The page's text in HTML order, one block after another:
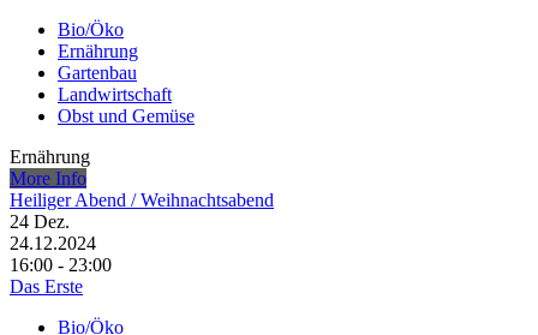
Bio/Öko
Ernährung
Gartenbau
Landwirtschaft
Obst und Gemüse
Ernährung
More Info
Heiliger Abend / Weihnachtsabend
24 Dez.
24.12.2024
16:00 - 23:00
Das Erste
Bio/Öko